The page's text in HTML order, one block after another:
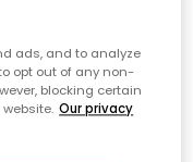
att hålla din
Den samlar
eller mjöl, vilket gör
ads, and to analyze
opt out of any non-
blocking certain
Our privacy